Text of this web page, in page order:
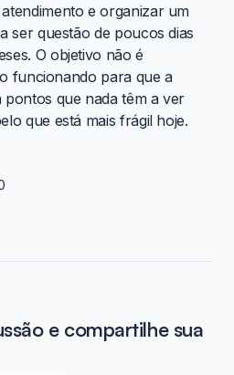
e organizar um
ser questão de poucos dias
O objetivo não é
funcionando para que a
que nada têm a ver
que está mais frágil hoje.
e compartilhe sua